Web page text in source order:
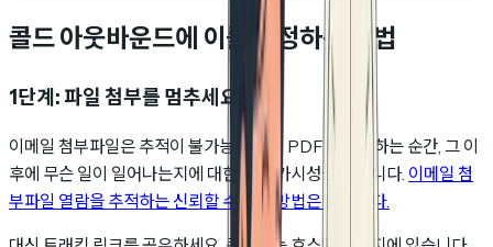
콜드 아웃바운드에 이를 설정하는 방법
1단계: 파일 첨부를 멈추세요
이메일 첨부파일은 추적이 불가능합니다. PDF를 첨부하는 순간, 그 이
후에 무슨 일이 일어나는지에 대한 모든 가시성을 잃습니다. 이메일 첨
부파일 열람을 추적하는 신뢰할 수 있는 방법은 없습니다.